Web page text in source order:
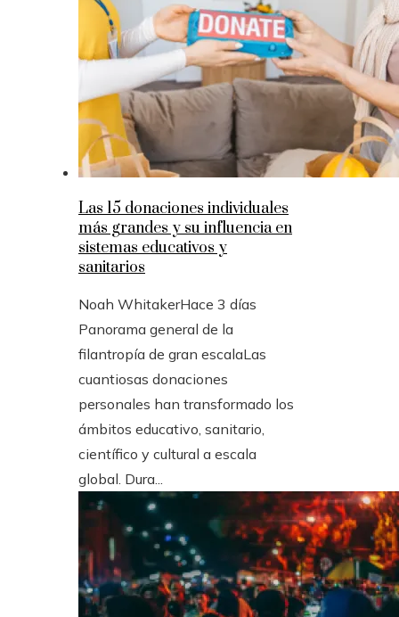
Las 15 donaciones individuales
más grandes y su influencia en
sistemas educativos y
sanitarios
Noah WhitakerHace 3 días
Panorama general de la
filantropía de gran escalaLas
cuantiosas donaciones
personales han transformado los
ámbitos educativo, sanitario,
científico y cultural a escala
global. Dura...